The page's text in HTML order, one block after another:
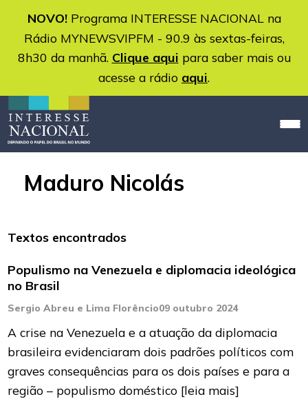
NOVO!Programa INTERESSE NACIONAL na
Rádio MYNEWSVIPFM - 90.9 às sextas-feiras,
8h30 da manhã. Clique aqui para saber mais ou
acesse a rádio aqui.
Maduro Nicolás
Textos encontrados
Populismo na Venezuela e diplomacia ideológica
no Brasil
Sergio Abreu e Lima Florêncio09 outubro 2024
A crise na Venezuela e a atuação da diplomacia
brasileira evidenciaram dois padrões políticos com
graves consequências para os dois países e para a
região – populismo doméstico [leia mais]